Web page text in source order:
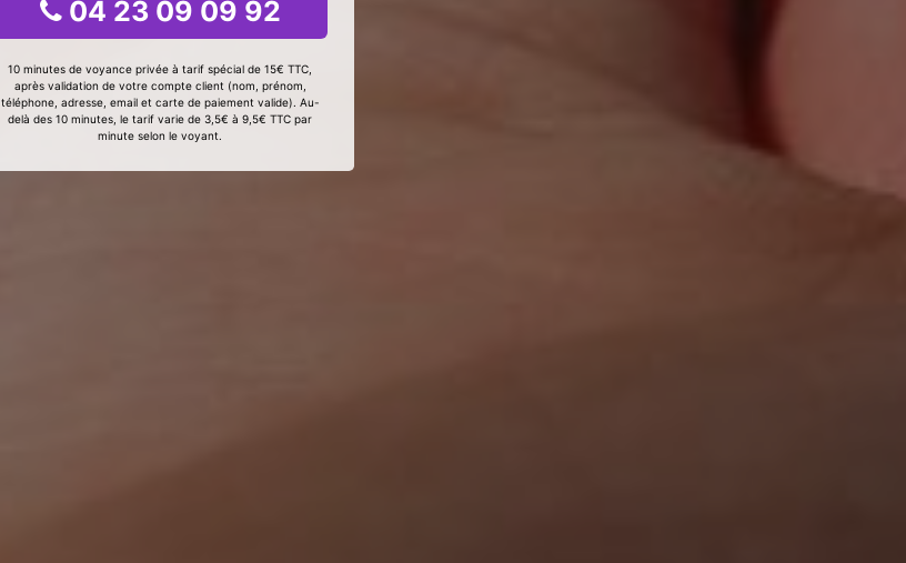
04 23 09 09 92
10 minutes de voyance privée à tarif spécial de 15€ TTC,
après validation de votre compte client (nom, prénom,
téléphone, adresse, email et carte de paiement valide). Au-
delà des 10 minutes, le tarif varie de 3,5€ à 9,5€ TTC par
minute selon le voyant.